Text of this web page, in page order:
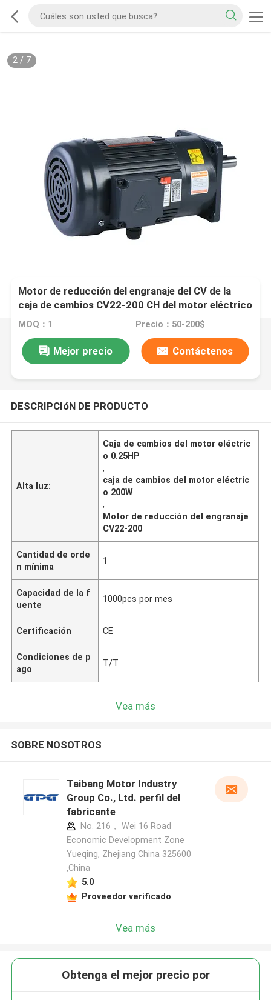
2/ 7
Motor de reducción del engranaje del CV de la
caja de cambios CV22-200 CH del motor eléctrico
de 200W 0.25HP
MOQ：1 Precio：50-200$
Mejor precio Contáctenos
DESCRIPCIóN DE PRODUCTO
Alta luz:
Caja de cambios del motor eléctric
o 0.25HP
,
caja de cambios del motor eléctric
o 200W
,
Motor de reducción del engranaje
CV22-200
Cantidad de orde
n mínima
1
Capacidad de la f
uente
1000pcs por mes
Certificación CE
Condiciones de p
ago
T/T
Vea más
SOBRE NOSOTROS
Taibang Motor Industry
Group Co., Ltd. perfil del
fabricante
No. 216， Wei 16 Road
Economic Development Zone
Yueqing, Zhejiang China 325600
,China
5.0
Proveedor verificado
Vea más
Obtenga el mejor precio por